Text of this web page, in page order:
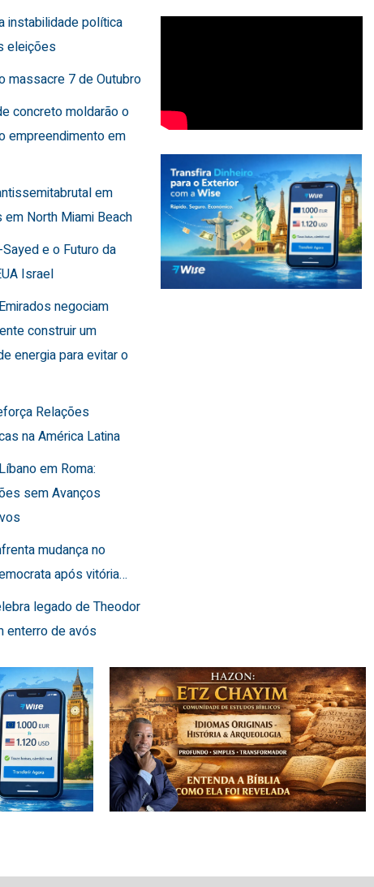
instabilidade política
eleições
massacre 7 de Outubro
concreto moldarão o
empreendimento em
em
em North Miami Beach
e o Futuro da
Israel
negociam
construir um
energia para evitar o
Relações
na América Latina
em Roma:
sem Avanços
mudança no
após vitória…
legado de Theodor
enterro de avós